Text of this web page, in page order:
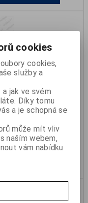
použitá
cookies
cookies,
služby a
jak ve svém
Díky tomu
a je schopná se
může mít vliv
naším webem,
vám nabídku